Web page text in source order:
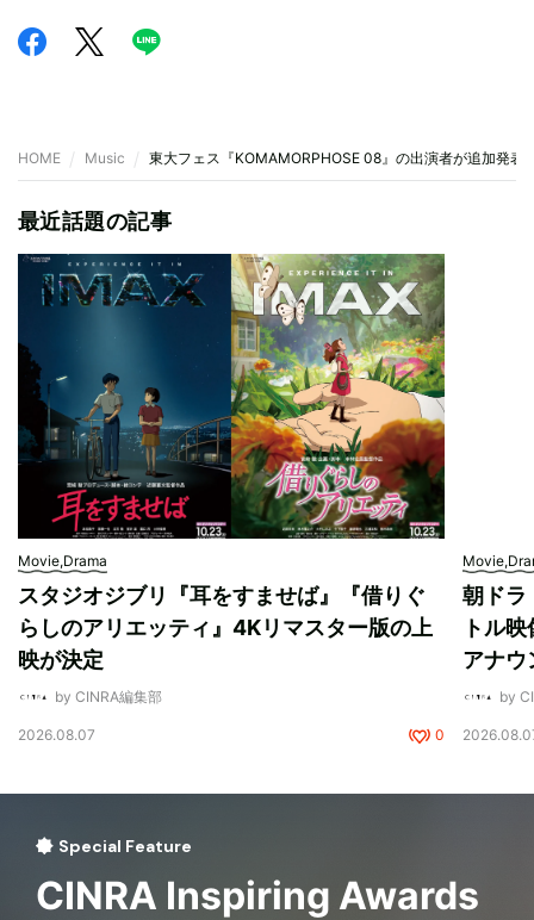
HOME Music 東大フェス『KOMAMORPHOSE 08』の出演者が追加発表
最近話題の記事
Movie,Drama
スタジオジブリ『耳をすませば』『借りぐ
らしのアリエッティ』4Kリマスター版の上
映が決定
by CINRA編集部
2026.08.07 0
朝ドラ
トル
アナウ
by
Special Feature
CINRA Inspiring Awards